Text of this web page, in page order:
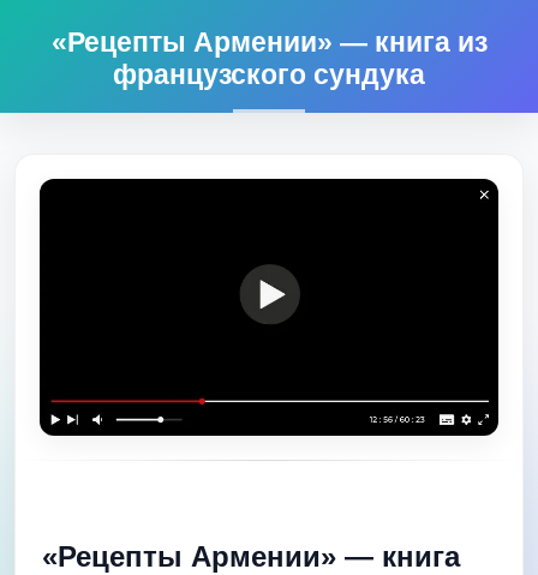
«Рецепты Армении» — книга из
французского сундука
«Рецепты Армении» — книга